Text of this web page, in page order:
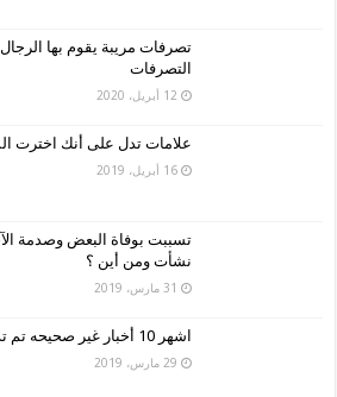
تصرفات مريبة يقوم بها
التصرفات
12 أبريل، 2020
علامات تدل على أنك اخترت
16 أبريل، 2019
تسببت بوفاة البعض وصدمة
نشأت ومن أين ؟
31 مارس، 2019
اشهر 10 أخبار غير صحيحه تم تداولها في 2018 !
29 مارس، 2019